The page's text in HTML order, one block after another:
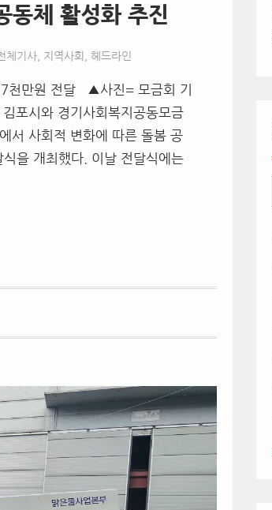
동체 활성화 추진
체기사 지역사회 헤드라인
7천만원 전달 ▲사진= 모금회 기
포시와 경기사회복지공동모금
서 사회적 변화에 따른 돌봄 공
을 개최했다. 이날 전달식에는